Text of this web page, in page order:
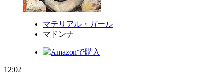
マテリアル・ガール
マドンナ
12:02